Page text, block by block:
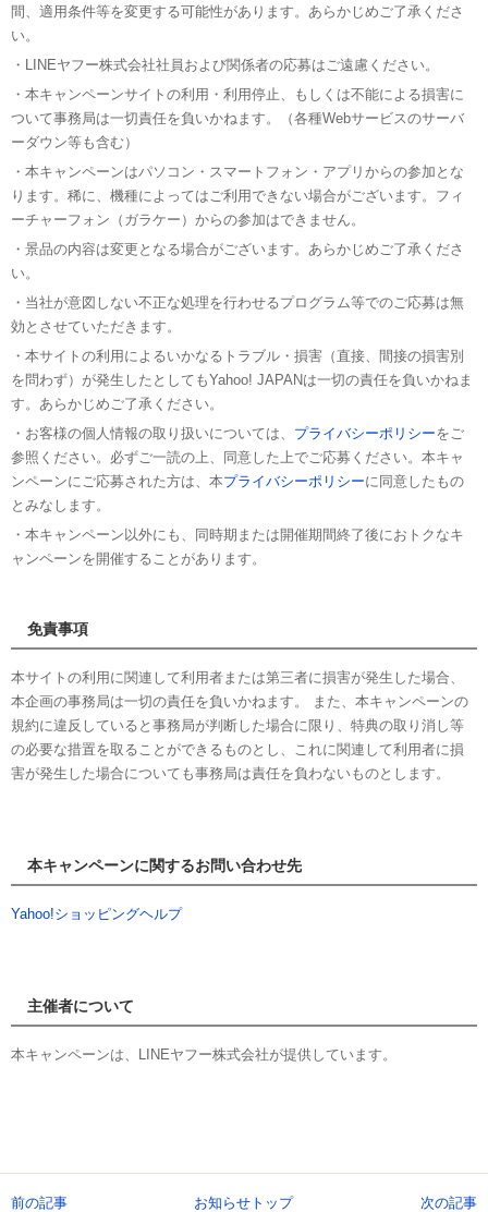
間、適用条件等を変更する可能性があります。あらかじめご了承くださ
い。
・LINEヤフー株式会社社員および関係者の応募はご遠慮ください。
・本キャンペーンサイトの利用・利用停止、もしくは不能による損害に
ついて事務局は一切責任を負いかねます。（各種Webサービスのサーバ
ーダウン等も含む）
・本キャンペーンはパソコン・スマートフォン・アプリからの参加とな
ります。稀に、機種によってはご利用できない場合がございます。フィ
ーチャーフォン（ガラケー）からの参加はできません。
・景品の内容は変更となる場合がございます。あらかじめご了承くださ
い。
・当社が意図しない不正な処理を行わせるプログラム等でのご応募は無
効とさせていただきます。
・本サイトの利用によるいかなるトラブル・損害（直接、間接の損害別
を問わず）が発生したとしてもYahoo! JAPANは一切の責任を負いかねま
す。あらかじめご了承ください。
・お客様の個人情報の取り扱いについては、 プライバシーポリシーをご
参照ください。必ずご一読の上、同意した上でご応募ください。本キャ
ンペーンにご応募された方は、本プライバシーポリシーに同意したもの
とみなします。
・本キャンペーン以外にも、同時期または開催期間終了後におトクなキ
ャンペーンを開催することがあります。
免責事項
本サイトの利用に関連して利用者または第三者に損害が発生した場合、
本企画の事務局は一切の責任を負いかねます。 また、本キャンペーンの
規約に違反していると事務局が判断した場合に限り、特典の取り消し等
の必要な措置を取ることができるものとし、これに関連して利用者に損
害が発生した場合についても事務局は責任を負わないものとします。
本キャンペーンに関するお問い合わせ先
Yahoo!ショッピングヘルプ
主催者について
本キャンペーンは、LINEヤフー株式会社が提供しています。
前の記事 お知らせトップ 次の記事